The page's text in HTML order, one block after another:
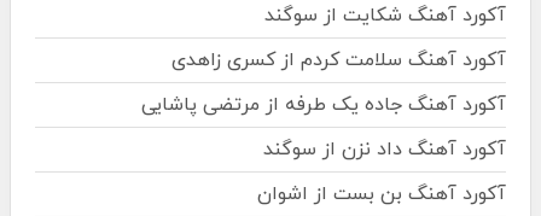
آکورد آهنگ شکایت از سوگند
آکورد آهنگ سلامت کردم از کسری زاهدی
آکورد آهنگ جاده یک طرفه از مرتضی پاشایی
آکورد آهنگ داد نزن از سوگند
آکورد آهنگ بن بست از اشوان